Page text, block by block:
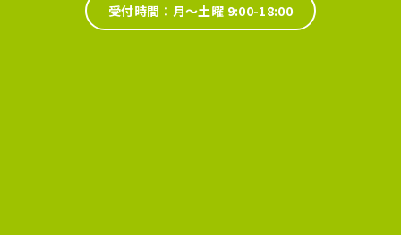
受付時間：月～土曜 9:00-18:00